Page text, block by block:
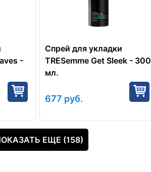
-
Спрей для укладки
TRESemme Get Sleek - 300
мл.
677 руб.
ЕЩЕ (158)